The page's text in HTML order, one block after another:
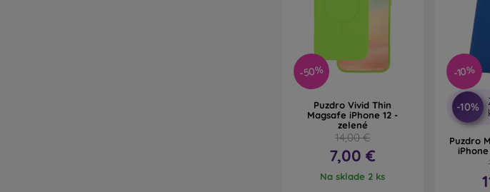
– sklo sa používa len na
je, že sklenený kryt na mobil môže
Recyklovaný materiál
–
prírode môžu 100 % rozložiť. Dôraz
Na našom e-shope FOON nájdete
vybrať len ten svoj.
-50%
Puzdro Vivid Thin
Magsafe iPhone 12 -
zelené
14,00 €
7,00 €
Na sklade 2 ks
-10%
-10%
Puzdro
iPhone